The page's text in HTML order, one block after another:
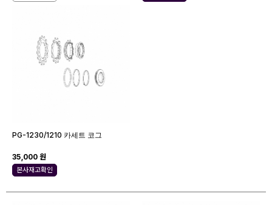
PG-1230/1210 카세트 코그
35,000 원
본사재고확인